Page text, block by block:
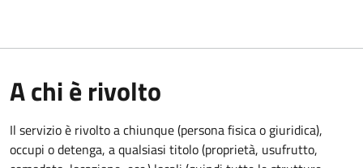
A chi è rivolto
Il servizio è rivolto a chiunque (persona fisica o giuridica),
occupi o detenga, a qualsiasi titolo (proprietà, usufrutto,